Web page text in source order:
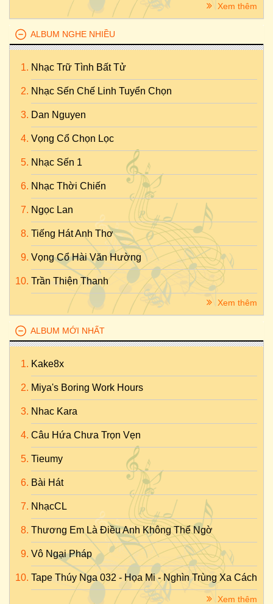
Xem thêm
ALBUM NGHE NHIỀU
Nhạc Trữ Tình Bất Tử
Nhạc Sến Chế Linh Tuyển Chọn
Dan Nguyen
Vọng Cổ Chọn Lọc
Nhạc Sến 1
Nhạc Thời Chiến
Ngọc Lan
Tiếng Hát Anh Thơ
Vọng Cổ Hài Văn Hường
Trần Thiện Thanh
Xem thêm
ALBUM MỚI NHẤT
Kake8x
Miya's Boring Work Hours
Nhac Kara
Câu Hứa Chưa Trọn Vẹn
Tieumy
Bài Hát
NhạcCL
Thương Em Là Điều Anh Không Thể Ngờ
Vô Ngại Pháp
Tape Thúy Nga 032 - Họa Mi - Nghìn Trùng Xa Cách
Xem thêm